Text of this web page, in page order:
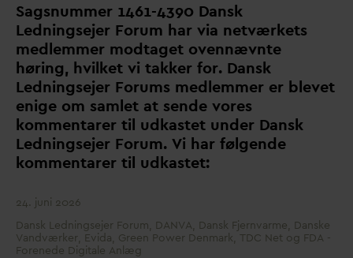
Sagsnummer 1461-4390 Dansk
Ledningsejer Forum har via netværkets
medlemmer modtaget ovennævnte
høring, hvilket vi takker for. Dansk
Ledningsejer Forums medlemmer er blevet
enige om samlet at sende vores
kommentarer til udkastet under Dansk
Ledningsejer Forum. Vi har følgende
kommentarer til udkastet:
24. juni 2026
Dansk Ledningsejer Forum, DANVA, Dansk Fjernvarme, Danske
Vandværker, Evida, Green Power Denmark, TDC Net og FDA -
Forenede Digitale Anlæg